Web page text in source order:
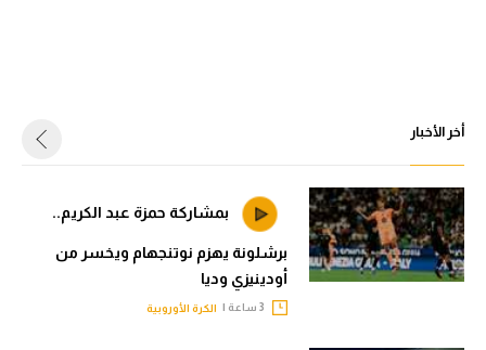
أخر الأخبار
بمشاركة حمزة عبد الكريم..
برشلونة يهزم نوتنجهام ويخسر من
أودينيزي وديا
الكرة الأوروبية